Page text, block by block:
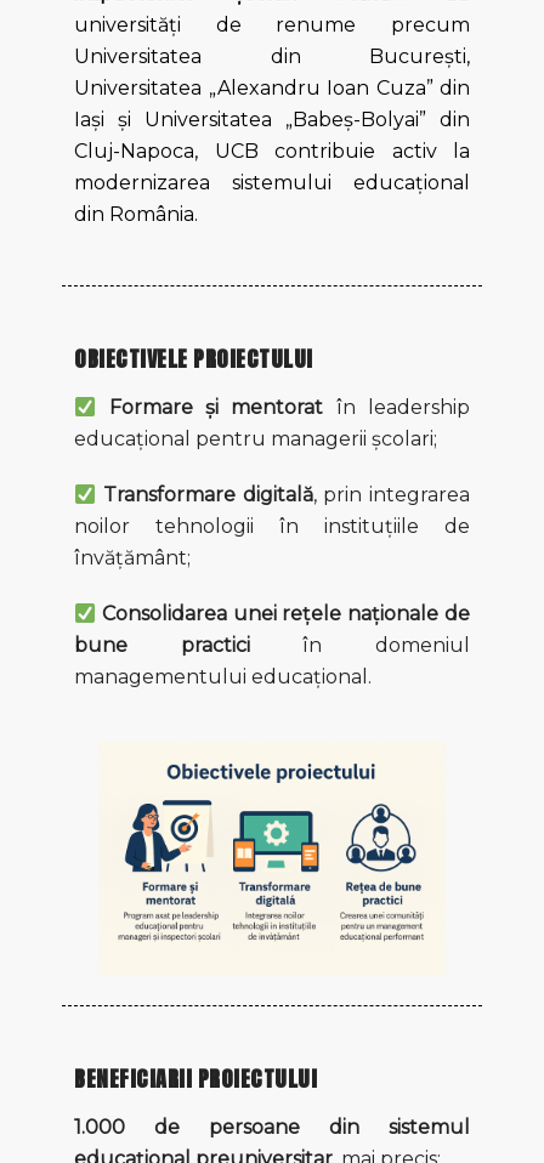
universități de renume precum
Universitatea din București,
Universitatea „Alexandru Ioan Cuza” din
Iași și Universitatea „Babeș-Bolyai” din
Cluj-Napoca, UCB contribuie activ la
modernizarea sistemului educațional
din România.
OBIECTIVELE PROIECTULUI
Formare și mentorat în leadership
educațional pentru managerii școlari;
Transformare digitală, prin integrarea
noilor tehnologii în instituțiile de
învățământ;
Consolidarea unei rețele naționale de
bune practiciîn domeniul
managementului educațional.
BENEFICIARII PROIECTULUI
1.000 de persoane din sistemul